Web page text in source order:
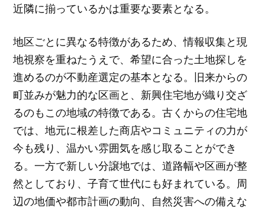
近隣に揃っているかは重要な要素となる。
地区ごとに異なる特徴があるため、情報収集と現
地視察を重ねたうえで、希望に合った土地探しを
進めるのが不動産選定の基本となる。旧来からの
町並みが魅力的な区画と、新興住宅地が織り交ざ
るのもこの地域の特徴である。古くからの住宅地
では、地元に根差した商店やコミュニティの力が
今も残り、温かい雰囲気を感じ取ることができ
る。一方で新しい分譲地では、道路幅や区画が整
然としており、子育て世代にも好まれている。周
辺の地価や都市計画の動向、自然災害への備えな